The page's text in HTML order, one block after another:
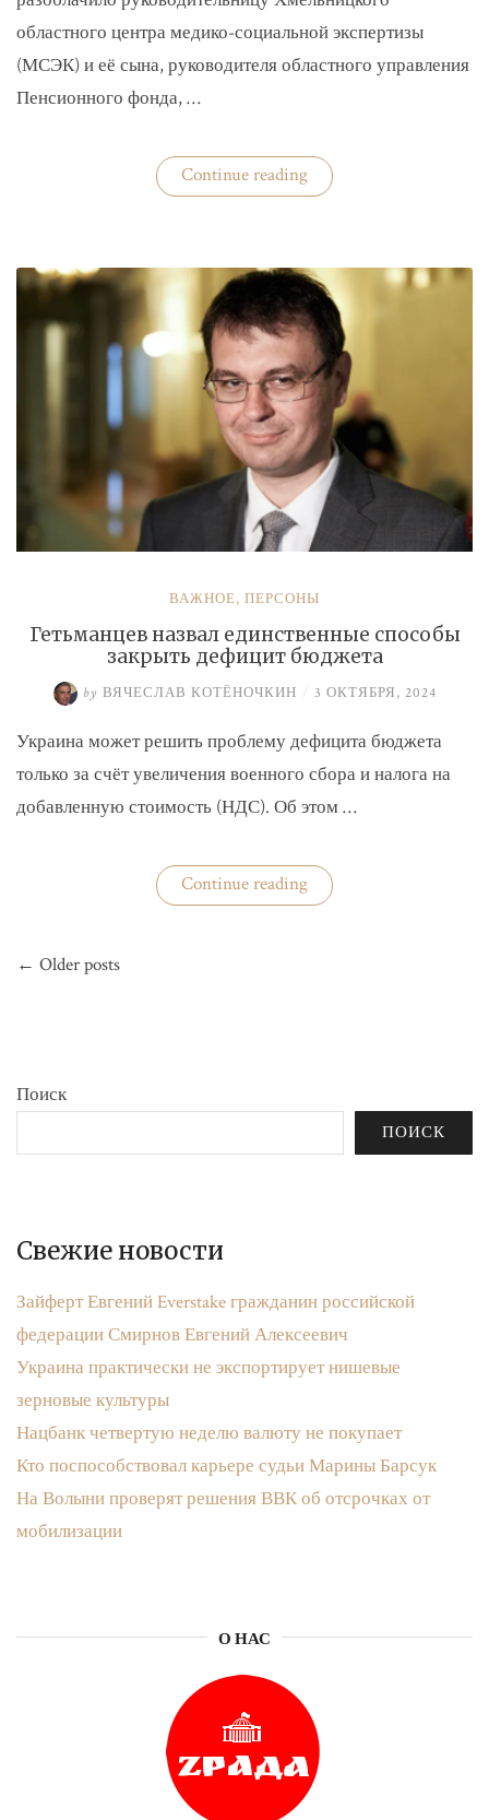
областного центра медико-социальной экспертизы
(МСЭК) и её сына, руководителя областного управления
Пенсионного фонда, …
Continue reading«В
Хмельницком
сын
зарабатывали
на
уклонистах»
ВАЖНОЕ, ПЕРСОНЫ
Гетьманцев назвал единственные способы
закрыть дефицит бюджета
by ВЯЧЕСЛАВ КОТЁНОЧКИН / 3 ОКТЯБРЯ, 2024
Украина может решить проблему дефицита бюджета
только за счёт увеличения военного сбора и налога на
добавленную стоимость (НДС). Об этом …
Continue reading«Гетьманцев
назвал
по
← Older posts
Поиск
ПОИСК
Свежие новости
Зайферт Евгений Everstake гражданин российской
федерации Смирнов Евгений Алексеевич
Украина практически не экспортирует нишевые
зерновые культуры
Нацбанк четвертую неделю валюту не покупает
Кто поспособствовал карьере судьи Марины Барсук
На Волыни проверят решения ВВК об отсрочках от
мобилизации
О НАС